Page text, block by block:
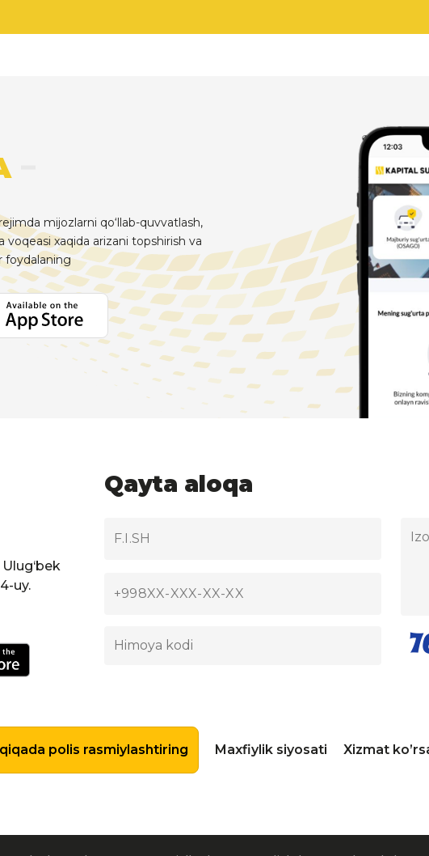
mijozlarni qo‘llab-quvvatlash,
voqeasi xaqida arizani topshirish va
foydalaning
uy.
Qayta aloqa
polis rasmiylashtiring Maxfiylik siyosati Xizmat